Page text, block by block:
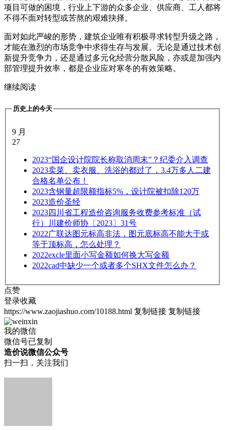
项目可做的困境，行业上下游的众多企业、供应商、工人都将
不得不面对转型或苦熬的艰难抉择。
面对如此严峻的形势，建筑企业唯有积极寻求转型升级之路，
才能在激烈的市场竞争中求得生存与发展。无论是通过技术创
新提升竞争力，还是通过多元化经营分散风险，亦或是加强内
部管理提升效率，都是企业应对寒冬的有效策略。
继续阅读
历史上的今天
9 月
27
2023“国企设计院院长称取消周末”？纪委介入调查
2023卖菜、卖衣服、洗浴的都过了，3.4万多人二建
合格名单公布！
2023含钢量超限额指标5%，设计院被扣除120万
2023造价圣经
2023四川省工程造价咨询服务收费参考标准（试
行）川建价师协〔2023〕31号
2022广联达图元标高非法，图元底标高不能大于或
等于顶标高，怎么处理？
2022excle里面小写金额如何换大写金额
2022cad中缺少一个或者多个SHX文件怎么办？
点赞
登录收藏
https://www.zaojiashuo.com/10188.html 复制链接 复制链接
我的微信
微信号已复制
造价说微信公众号
扫一扫，关注我们